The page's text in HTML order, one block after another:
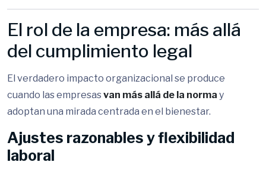
El rol de la empresa: más allá
del cumplimiento legal
El verdadero impacto organizacional se produce
cuando las empresasvan más allá de la norma y
adoptan una mirada centrada en el bienestar.
Ajustes razonables y flexibilidad
laboral